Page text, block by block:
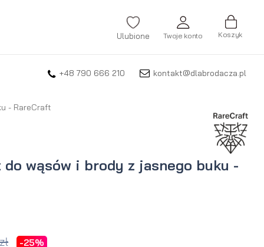
Koszyk
Twoje konto
ZALOGUJ SIĘ
Ulubione
+48 790 666 210 kontakt@dlabrodacza.pl
- RareCraft
do wąsów i brody z jasnego buku -
-25%